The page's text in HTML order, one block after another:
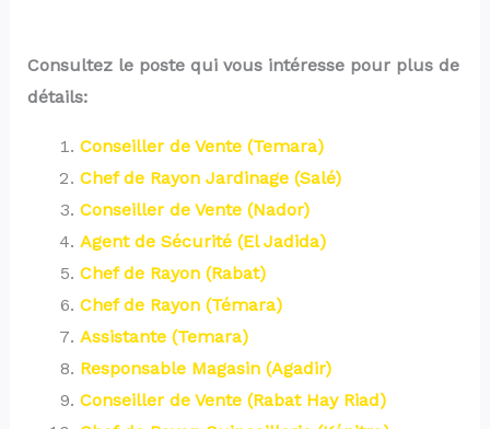
Consultez le poste qui vous intéresse pour plus de
détails:
Conseiller de Vente (Temara)
Chef de Rayon Jardinage (Salé)
Conseiller de Vente (Nador)
Agent de Sécurité (El Jadida)
Chef de Rayon (Rabat)
Chef de Rayon (Témara)
Assistante (Temara)
Responsable Magasin (Agadir)
Conseiller de Vente (Rabat Hay Riad)